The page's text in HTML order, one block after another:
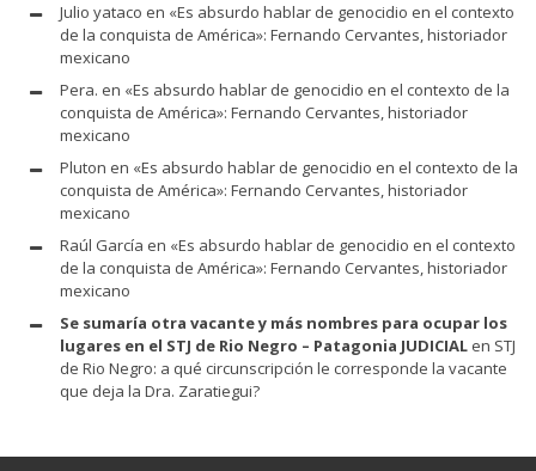
Julio yataco en «Es absurdo hablar de genocidio en el contexto
de la conquista de América»: Fernando Cervantes, historiador
mexicano
Pera. en «Es absurdo hablar de genocidio en el contexto de la
conquista de América»: Fernando Cervantes, historiador
mexicano
Pluton en «Es absurdo hablar de genocidio en el contexto de la
conquista de América»: Fernando Cervantes, historiador
mexicano
Raúl García en «Es absurdo hablar de genocidio en el contexto
de la conquista de América»: Fernando Cervantes, historiador
mexicano
Se sumaría otra vacante y más nombres para ocupar los
lugares en el STJ de Rio Negro – Patagonia JUDICIAL en STJ
de Rio Negro: a qué circunscripción le corresponde la vacante
que deja la Dra. Zaratiegui?